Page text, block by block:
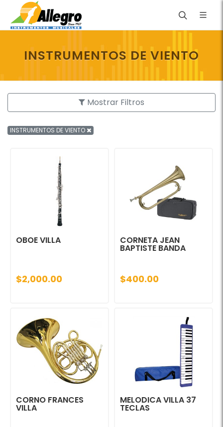
INSTRUMENTOS DE VIENTO
Mostrar Filtros
INSTRUMENTOS DE VIENTO
OBOE VILLA
$2,000.00
CORNETA JEAN
BAPTISTE BANDA
$400.00
CORNO FRANCES
VILLA
MELODICA VILLA 37
TECLAS